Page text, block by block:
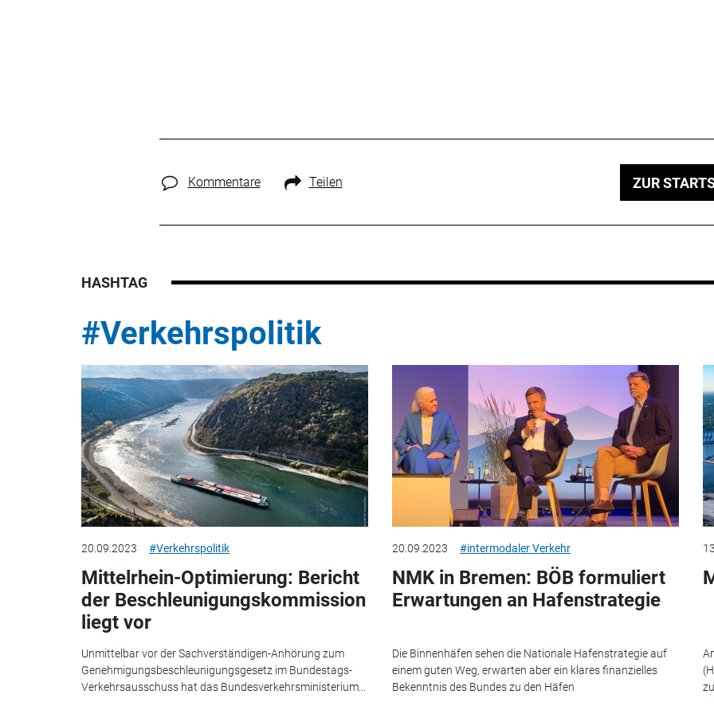
Kommentare Teilen ZUR
HASHTAG
#Verkehrspolitik
20.09.2023 #Verkehrspolitik
Mittelrhein-Optimierung: Bericht
der Beschleunigungskommission
liegt vor
Unmittelbar vor der Sachverständigen-Anhörung zum
Genehmigungsbeschleunigungsgesetz im Bundestags-
Verkehrsausschuss hat das Bundesverkehrsministerium...
20.09.2023 #intermodaler Verkehr
NMK in Bremen: BÖB formuliert
Erwartungen an Hafenstrategie
Die Binnenhäfen sehen die Nationale Hafenstrategie auf
einem guten Weg, erwarten aber ein klares finanzielles
Bekenntnis des Bundes zu den Häfen